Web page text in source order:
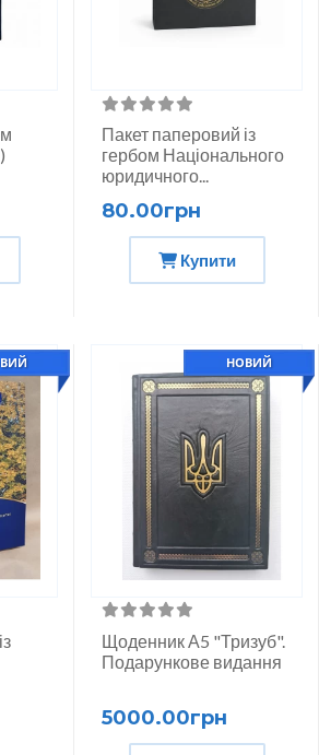
Пакет паперовий із
гербом Національного
юридичного...
80.00грн
Купити
Щоденник А5 "Тризуб".
Подарункове видання
НОВИЙ
5000.00грн